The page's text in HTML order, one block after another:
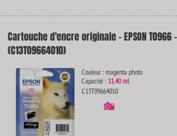
Cartouche d'encre originale - EPSON
(C13T09664010)
Couleur : magenta photo
Capacité : 11.40 ml
C13T09664010